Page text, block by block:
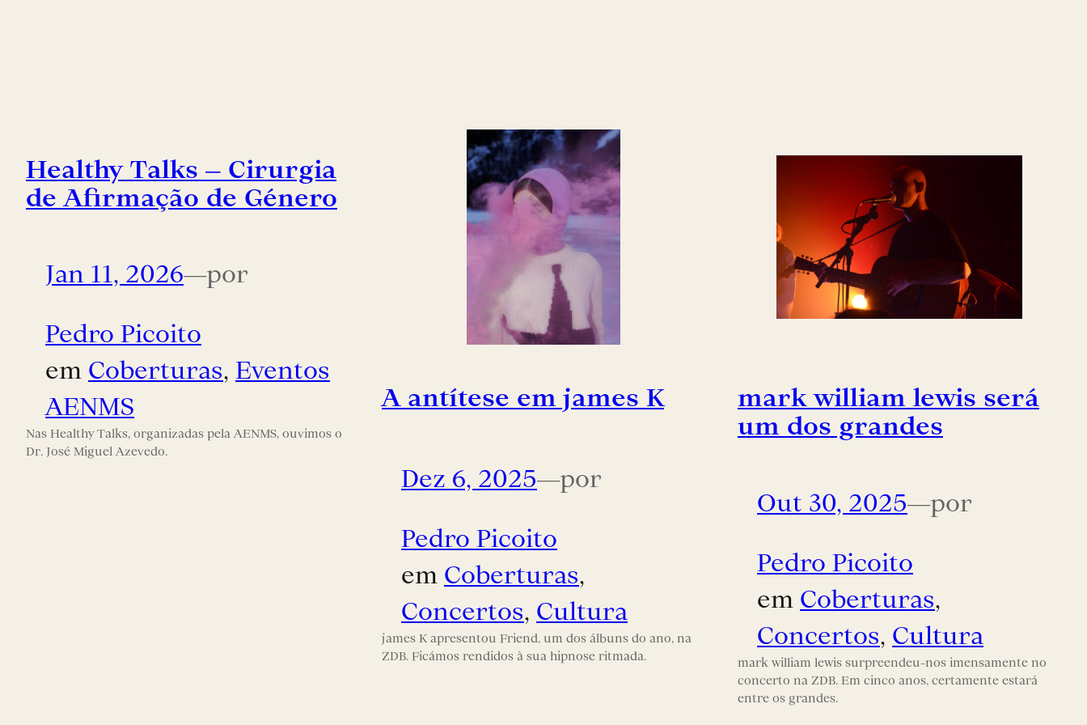
Healthy Talks – Cirurgia
de Afirmação de Género
Jan 11, 2026—por
Pedro Picoito
em Coberturas, Eventos
AENMS
Nas Healthy Talks, organizadas pela AENMS, ouvimos o
Dr. José Miguel Azevedo.
A antítese em james K
Dez 6, 2025—por
Pedro Picoito
em Coberturas
Concertos, Cultura
james K apresentou Friend, um dos álbuns do ano, na
ZDB. Ficámos rendidos à sua hipnose ritmada.
mark william lewis será
um dos grandes
Out 30, 2025—por
Pedro Picoito
em Coberturas
Concertos, Cultura
mark william lewis surpreendeu-nos imensamente no
concerto na ZDB. Em cinco anos, certamente estará
entre os grandes.